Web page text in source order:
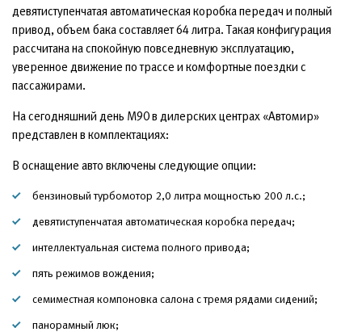
девятиступенчатая автоматическая коробка передач и полный
привод, объем бака составляет 64 литра. Такая конфигурация
рассчитана на спокойную повседневную эксплуатацию,
уверенное движение по трассе и комфортные поездки с
пассажирами.
На сегодняшний день М90 в дилерских центрах «Автомир»
представлен в комплектациях:
В оснащение авто включены следующие опции:
бензиновый турбомотор 2,0 литра мощностью 200 л.с.;
девятиступенчатая автоматическая коробка передач;
интеллектуальная система полного привода;
пять режимов вождения;
семиместная компоновка салона с тремя рядами сидений;
панорамный люк;